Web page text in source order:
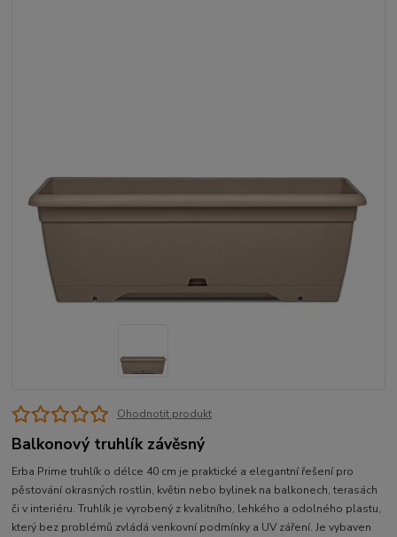
Ohodnotit produkt
Balkonový truhlík závěsný
Erba Prime truhlík o délce 40 cm je praktické a elegantní řešení pro
pěstování okrasných rostlin, květin nebo bylinek na balkonech, terasách
či v interiéru. Truhlík je vyrobený z kvalitního, lehkého a odolného plastu,
který bez problémů zvládá venkovní podmínky a UV záření. Je vybaven